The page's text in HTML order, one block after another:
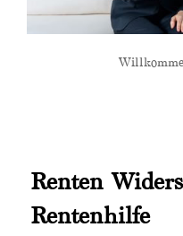
Renten
Rentenhilfe